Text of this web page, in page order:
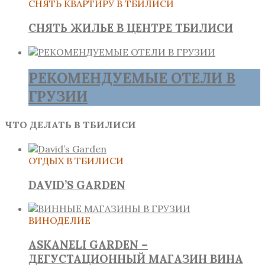
СНЯТЬ КВАРТИРУ В ТБИЛИСИ
СНЯТЬ ЖИЛЬЕ В ЦЕНТРЕ ТБИЛИСИ
РЕКОМЕНДУЕМЫЕ ОТЕЛИ В
ГРУЗИИ
ЧТО ДЕЛАТЬ В ТБИЛИСИ
ОТДЫХ В ТБИЛИСИ
DAVID’S GARDEN
ВИНОДЕЛИЕ
ASKANELI GARDEN –
ДЕГУСТАЦИОННЫЙ МАГАЗИН ВИНА